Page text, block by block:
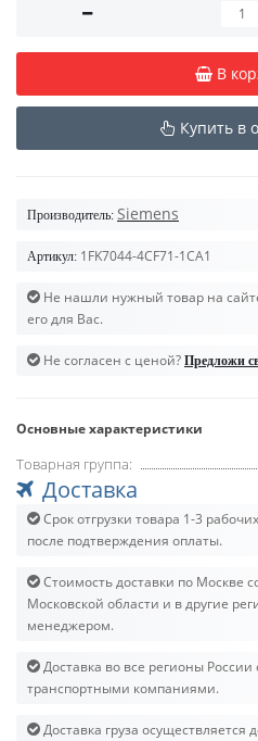
В
Купить в
Производитель: Siemens
Артикул: 1FK7044-4CF71-1CA1
Не нашли нужный товар на
его для Вас.
Не согласен с ценой? Предложи
Основные характеристики
Товарная группа:
Доставка
Срок отгрузки товара 1-3
после подтверждения оплаты.
Стоимость доставки по Москве
Московской области и в другие
менеджером.
Доставка во все регионы России
транспортными компаниями.
Доставка груза осуществляется